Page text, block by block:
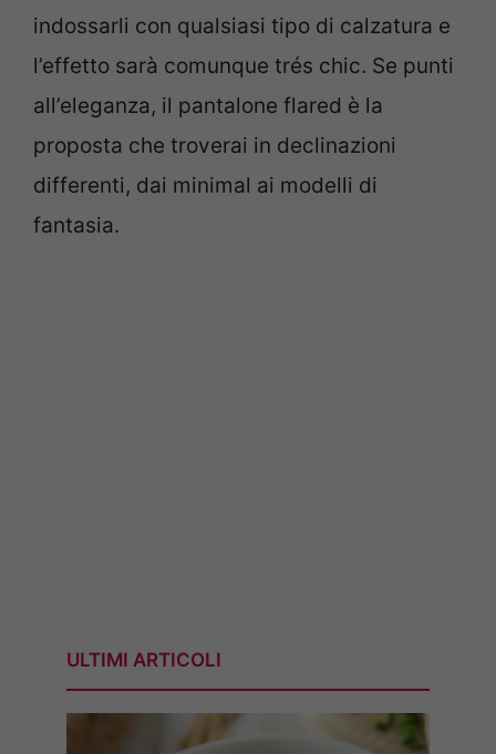
indossarli con qualsiasi tipo di calzatura e
l’effetto sarà comunque trés chic. Se punti
all’eleganza, il pantalone flared è la
proposta che troverai in declinazioni
differenti, dai minimal ai modelli di
fantasia.
ULTIMI ARTICOLI